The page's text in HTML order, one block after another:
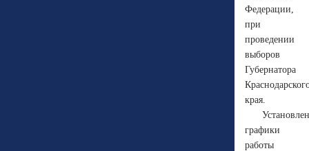
Федерации,
при
проведении
выборов
Губернатора
края.
графики
работы